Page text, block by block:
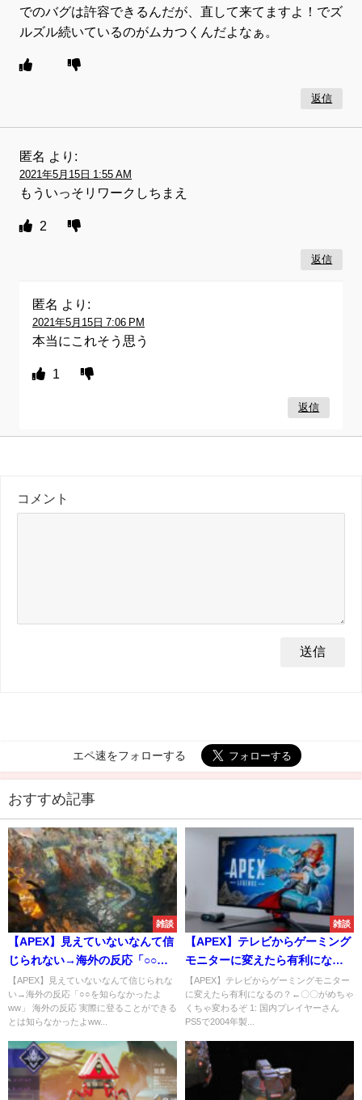
でのバグは許容できるんだが、直して来てますよ！でズ
ルズル続いているのがムカつくんだよなぁ。
返信
匿名 より:
2021年5月15日 1:55 AM
もういっそリワークしちまえ
2
返信
匿名 より:
2021年5月15日 7:06 PM
本当にこれそう思う
1
返信
コメント
エペ速をフォローする
おすすめ記事
雑談
【APEX】見えていないなんて信
じられない→海外の反応「○○を
知らなかったよww」
【APEX】見えていないなんて信じられな
い→海外の反応「○○を知らなかったよ
ww」 海外の反応 実際に登ることができる
とは知らなかったよww...
雑談
【APEX】テレビからゲーミング
モニターに変えたら有利になる
の？←〇〇がめちゃくちゃ変わ
るぞ
【APEX】テレビからゲーミングモニター
に変えたら有利になるの？←〇〇がめちゃ
くちゃ変わるぞ 1: 国内プレイヤーさん
PS5で2004年製...